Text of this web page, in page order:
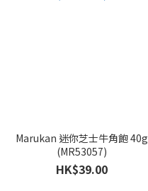
Marukan 迷你芝士牛角飽 40g
(MR53057)
HK$39.00